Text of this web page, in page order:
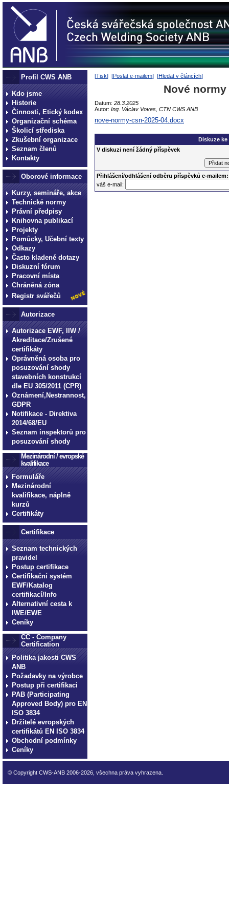
Profil CWS ANB
Kdo jsme
Historie
Činnosti, Etický kodex
Organizační schéma
Školicí střediska
Zkušební organizace
Seznam členů
Kontakty
Oborové informace
Kurzy, semináře, akce
Technické normy
Právní předpisy
Knihovna publikací
Projekty
Pomůcky, Učební texty
Odkazy
Často kladené dotazy
Diskuzní fórum
Pracovní místa
Chráněná zóna
Registr svářečů
Autorizace
Autorizace EWF, IIW /
Akreditace/Zrušené
certifikáty
Oprávněná osoba pro
posuzování shody
stavebních konstrukcí
dle EU 305/2011 (CPR)
Oznámení,Nestrannost,
GDPR
Notifikace - Direktiva
2014/68/EU
Seznam inspektorů pro
posuzování shody
Mezinárodní / evropské
kvalifikace
Formuláře
Mezinárodní
kvalifikace, náplně
kurzů
Certifikáty
Certifikace
Seznam technických
pravidel
Postup certifikace
Certifikační systém
EWF/Katalog
certifikací/Info
Alternativní cesta k
IWE/EWE
Ceníky
CC - Company
Certification
Politika jakosti CWS
ANB
Požadavky na výrobce
Postup při certifikaci
PAB (Participating
Approved Body) pro EN
ISO 3834
Držitelé evropských
certifikátů EN ISO 3834
Obchodní podmínky
Ceníky
[Tisk] [Poslat e-mailem] [Hledat v článcích]
Nové normy
Datum: 28.3.2025
Autor: Ing. Václav Voves, CTN CWS ANB
nove-normy-csn-2025-04.docx
Diskuze ke
V diskuzi není žádný příspěvek
Přihlášení/odhlášení odběru příspěvků e-mailem:
váš e-mail:
© Copyright CWS-ANB 2006-2026, všechna práva vyhrazena.